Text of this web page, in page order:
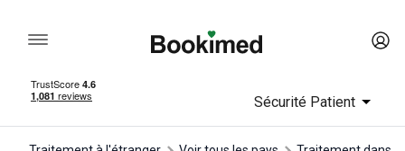
Sécurité Patient